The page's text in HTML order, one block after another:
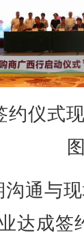
式现
图
与现
达成签